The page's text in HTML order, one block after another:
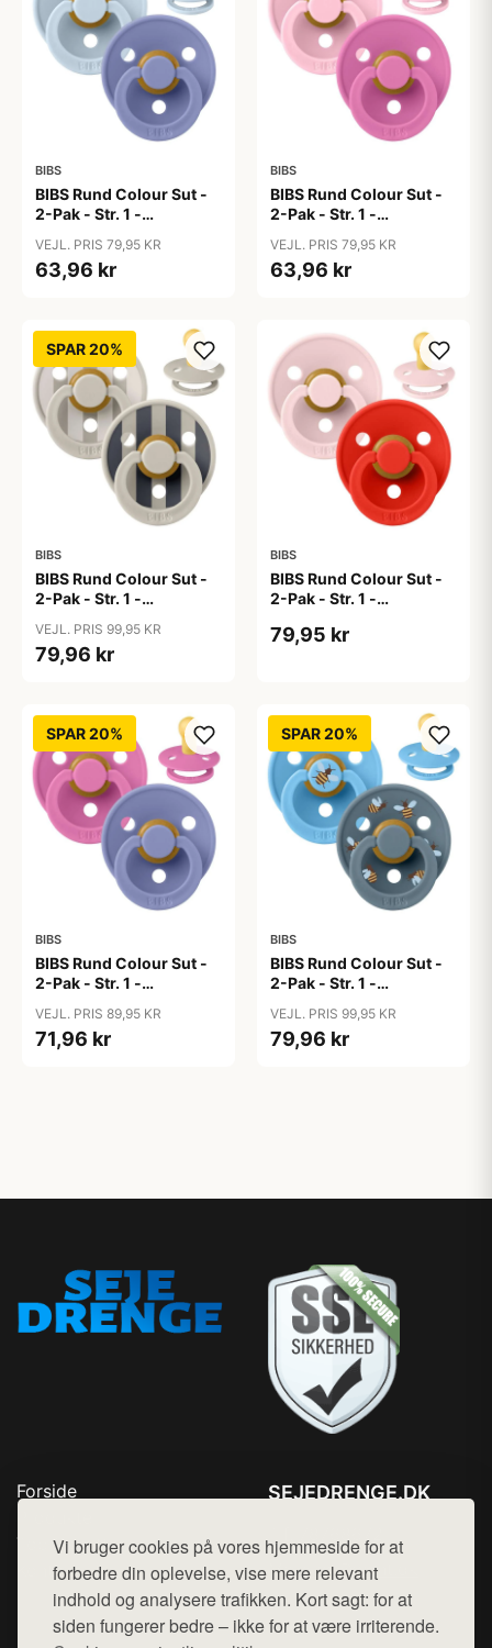
Vi bruger cookies på vores hjemmeside for at
forbedre din oplevelse, vise mere relevant
indhold og analysere trafikken. Kort sagt: for at
siden fungerer bedre – ikke for at være irriterende.
BIBS
BIBS Rund Colour Sut -
2-Pak - Str. 1 -
Blue/Peri
VEJL. PRIS 79,95 KR
63,96 kr
BIBS
BIBS Rund Colour Sut -
2-Pak - Str. 1 -
Pink/Bubblegum
VEJL. PRIS 79,95 KR
63,96 kr
SPAR 20%
BIBS
BIBS Rund Colour Sut -
2-Pak - Str. 1 -
Studio - Sand Mix
VEJL. PRIS 99,95 KR
79,96 kr
BIBS
BIBS Rund Colour Sut -
2-Pak - Str. 1 -
Blossom/Candy Apple
79,95 kr
SPAR 20%
BIBS
BIBS Rund Colour Sut -
2-Pak - Str. 1 -
Bubblegum/Peri
VEJL. PRIS 89,95 KR
71,96 kr
SPAR 20%
BIBS
BIBS Rund Colour Sut -
2-Pak - Str. 1 -
Bumblebee Studio -
Breeze Mix
VEJL. PRIS 99,95 KR
79,96 kr
Forside
Top Rabatter
Kontakt
SEJEDRENGE.DK
Mail: hej@want.dk
Cookie- og privatlivspolitik